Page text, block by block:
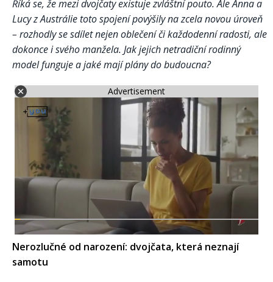
Říká se, že mezi dvojčaty existuje zvláštní pouto. Ale Anna a
Lucy z Austrálie toto spojení povýšily na zcela novou úroveň
– rozhodly se sdílet nejen oblečení či každodenní radosti, ale
dokonce i svého manžela. Jak jejich netradiční rodinný
model funguje a jaké mají plány do budoucna?
Advertisement
Nerozlučné od narození: dvojčata, která neznají
samotu